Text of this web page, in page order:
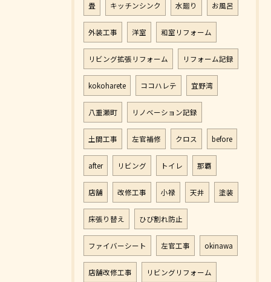
畳 キッチンシンク 水廻り お風呂
外装工事 洋室 和室リフォーム
リビング拡張リフォーム リフォーム記録
kokoharete ココハレテ 宜野湾
八重瀬町 リノベーション記録
土間工事 左官補修 クロス before
after リビング トイレ 那覇
店舗 改修工事 小禄 天井 塗装
床張り替え ひび割れ防止
ファイバーシート 左官工事 okinawa
店舗改修工事 リビングリフォーム